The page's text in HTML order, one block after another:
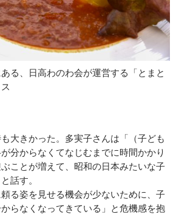
ある、日高わのわ会が運営する「とまと
大きかった。多実子さんは「（子ども
分からなくてなじむまでに時間かかり
ことが増えて、昭和の日本みたいな子
話す。
る姿を見せる機会が少ないために、子
らなくなってきている」と危機感を抱